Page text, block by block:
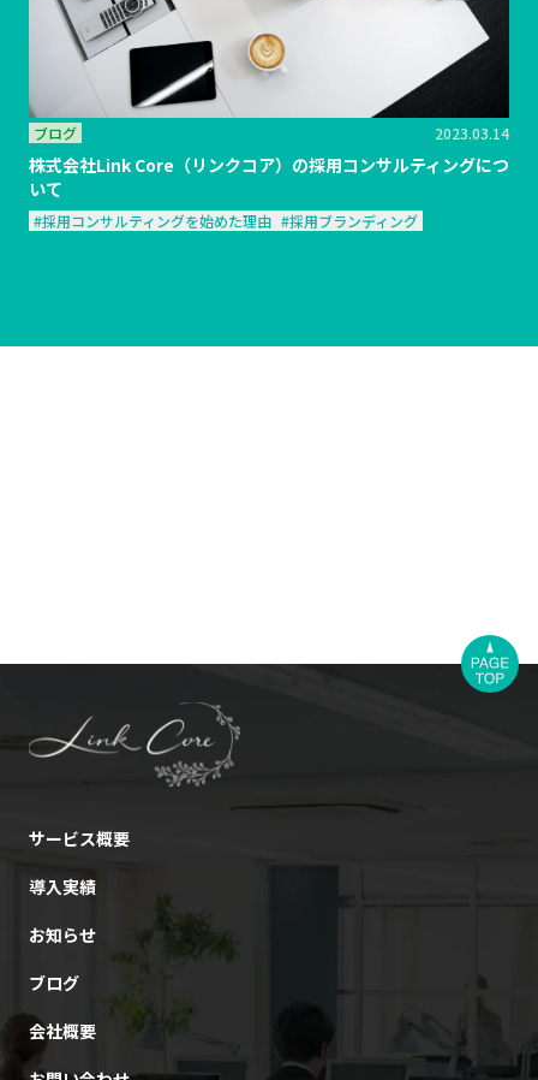
ブログ 2023.03.14
株式会社Link Core（リンクコア）の採用コンサルティングにつ
いて
#採用コンサルティングを始めた理由 #採用ブランディング
サービス概要
導入実績
お知らせ
ブログ
会社概要